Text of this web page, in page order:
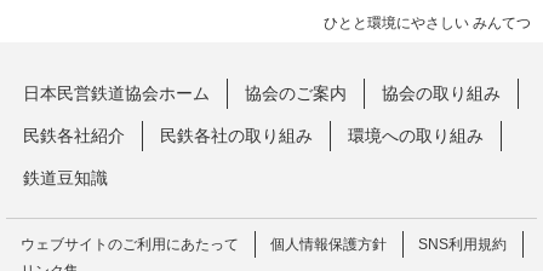
ひとと環境にやさしい みんてつ
日本民営鉄道協会ホーム 協会のご案内 協会の取り組み
民鉄各社紹介 民鉄各社の取り組み 環境への取り組み
鉄道豆知識
ウェブサイトのご利用にあたって 個人情報保護方針
SNS利用規約